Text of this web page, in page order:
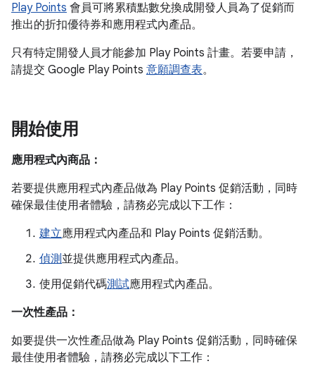
Play Points 會員可將累積點數兌換成開發人員為了促銷而
推出的折扣優待券和應用程式內產品。
只有特定開發人員才能參加 Play Points 計畫。若要申請，
請提交 Google Play Points 意願調查表。
開始使用
應用程式內商品：
若要提供應用程式內產品做為 Play Points 促銷活動，同時
確保最佳使用者體驗，請務必完成以下工作：
建立應用程式內產品和 Play Points 促銷活動。
偵測並提供應用程式內產品。
使用促銷代碼測試應用程式內產品。
一次性產品：
如要提供一次性產品做為 Play Points 促銷活動，同時確保
最佳使用者體驗，請務必完成以下工作：